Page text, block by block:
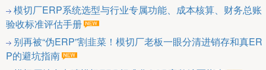
模切厂ERP系统选型与行业专属功能、成本核算、财务总账
验收标准评估手册
别再被“伪ERP”割韭菜！模切厂老板一眼分清进销存和真ER
P的避坑指南